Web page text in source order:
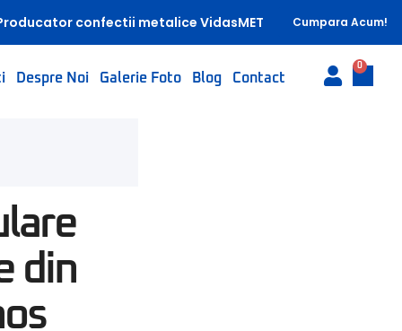
confectii metalice VidasMET Cumpara Acum!
Despre Noi Galerie Foto Blog Contact
0
din